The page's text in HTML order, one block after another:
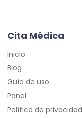
Cita Médica
Inicio
Blog
Guía de uso
Panel
Política de privacidad